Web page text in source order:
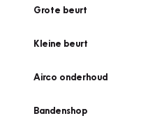
Grote beurt
Kleine beurt
Airco onderhoud
Bandenshop